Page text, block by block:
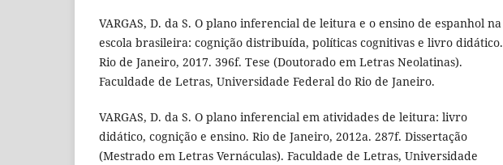
VARGAS, D. da S. O plano inferencial de leitura e o ensino de espanhol na
escola brasileira: cognição distribuída, políticas cognitivas e livro didático.
Rio de Janeiro, 2017. 396f. Tese (Doutorado em Letras Neolatinas).
Faculdade de Letras, Universidade Federal do Rio de Janeiro.
VARGAS, D. da S. O plano inferencial em atividades de leitura: livro
didático, cognição e ensino. Rio de Janeiro, 2012a. 287f. Dissertação
(Mestrado em Letras Vernáculas). Faculdade de Letras, Universidade